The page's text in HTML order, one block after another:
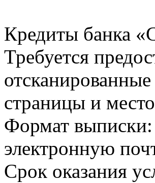
Кредиты банка
Требуется
страницы и
Формат выписки:
электронную
Срок оказания